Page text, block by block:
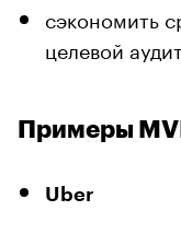
сэкономить
целевой
Примеры
Uber